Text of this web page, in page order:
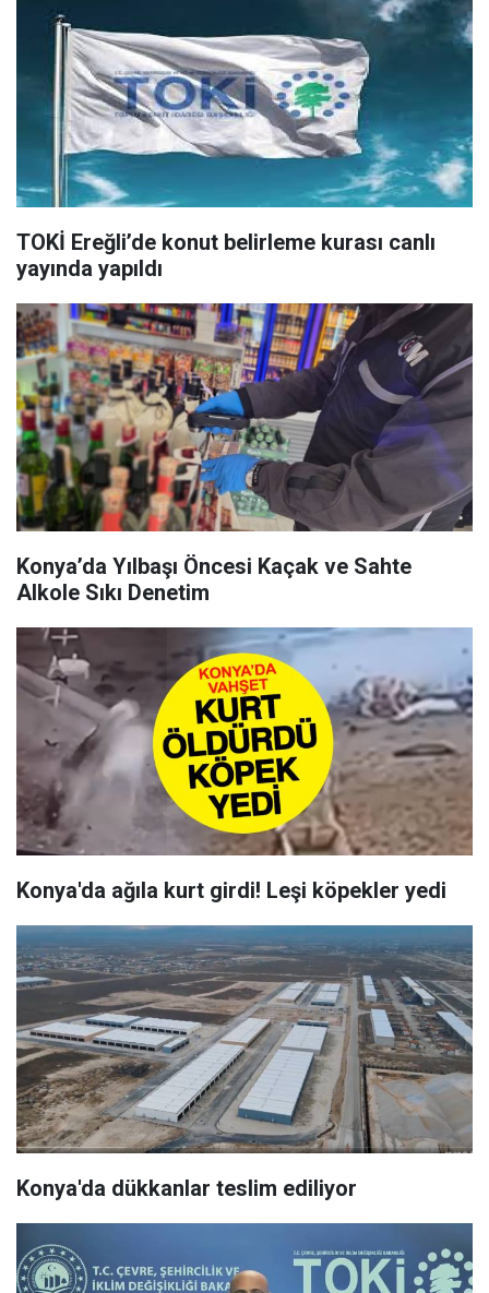
TOKİ Ereğli’de konut belirleme kurası canlı
yayında yapıldı
Konya’da Yılbaşı Öncesi Kaçak ve Sahte
Alkole Sıkı Denetim
Konya'da ağıla kurt girdi! Leşi köpekler yedi
Konya'da dükkanlar teslim ediliyor